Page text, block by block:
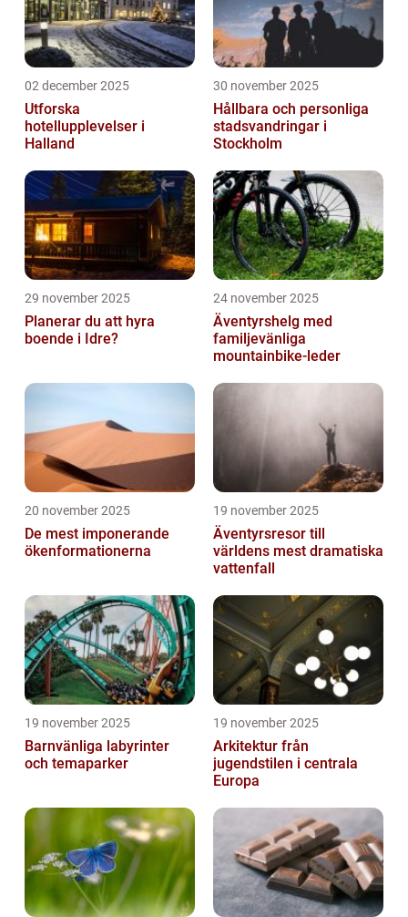
02 december 2025
Utforska
hotellupplevelser i
Halland
30 november 2025
Hållbara och personliga
stadsvandringar i
Stockholm
29 november 2025
Planerar du att hyra
boende i Idre?
24 november 2025
Äventyrshelg med
familjevänliga
mountainbike-leder
20 november 2025
De mest imponerande
ökenformationerna
19 november 2025
Äventyrsresor till
världens mest dramatiska
vattenfall
19 november 2025
Barnvänliga labyrinter
och temaparker
19 november 2025
Arkitektur från
jugendstilen i centrala
Europa